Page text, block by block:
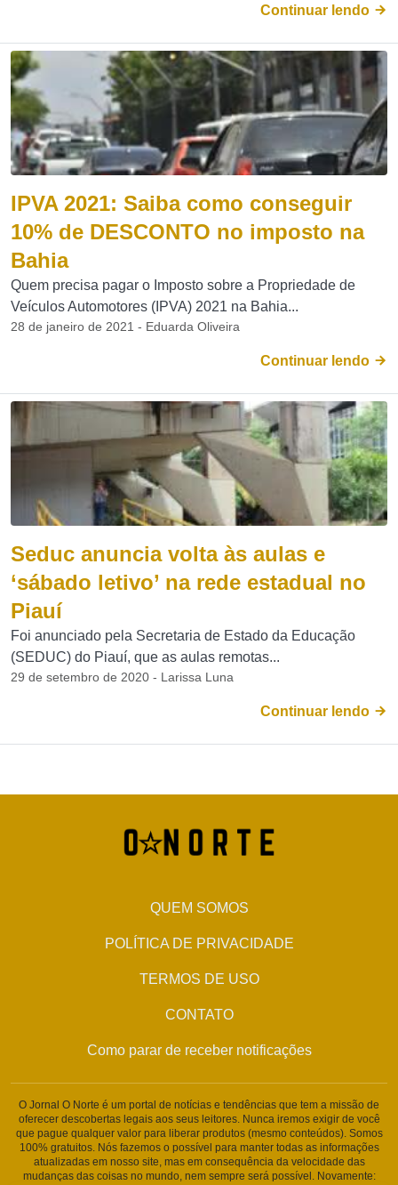
Continuar lendo
IPVA 2021: Saiba como conseguir
10% de DESCONTO no imposto na
Bahia
Quem precisa pagar o Imposto sobre a Propriedade de
Veículos Automotores (IPVA) 2021 na Bahia...
28 de janeiro de 2021 - Eduarda Oliveira
Continuar lendo
Seduc anuncia volta às aulas e
‘sábado letivo’ na rede estadual no
Piauí
Foi anunciado pela Secretaria de Estado da Educação
(SEDUC) do Piauí, que as aulas remotas...
29 de setembro de 2020 - Larissa Luna
Continuar lendo
QUEM SOMOS
POLÍTICA DE PRIVACIDADE
TERMOS DE USO
CONTATO
Como parar de receber notificações
O Jornal O Norte é um portal de notícias e tendências que tem a missão de
oferecer descobertas legais aos seus leitores. Nunca iremos exigir de você
que pague qualquer valor para liberar produtos (mesmo conteúdos). Somos
100% gratuitos. Nós fazemos o possível para manter todas as informações
atualizadas em nosso site, mas em consequência da velocidade das
mudanças das coisas no mundo, nem sempre será possível. Novamente: